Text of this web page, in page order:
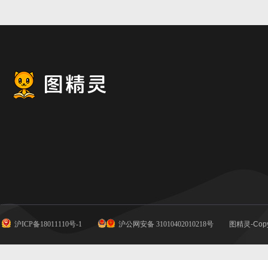
沪ICP备18011110号-1 沪公网安备 31010402010218号 图精灵-